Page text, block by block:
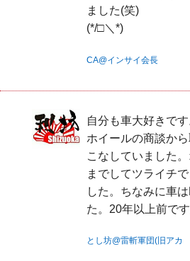
ました(笑)
(*/□＼*)
CA@インサイ会長
自分も車大好きで
ホイールの商談か
こなしていました
までしてツライチ
した。ちなみに車
た。20年以上前で
とし坊@雷斬軍団(旧アカ